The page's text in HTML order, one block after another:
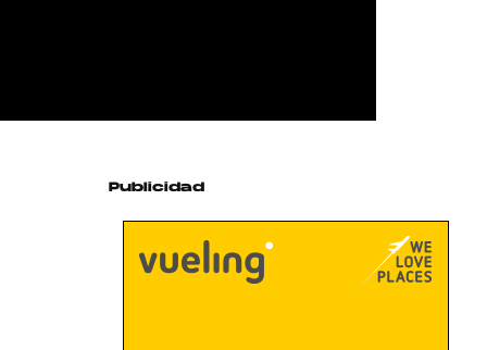
Publicidad